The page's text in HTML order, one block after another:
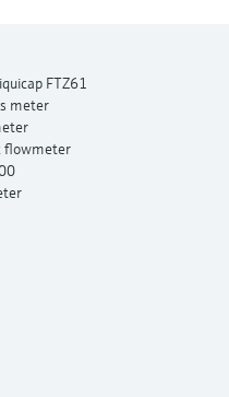
FTZ61
meter
flowmeter
on flowmeter